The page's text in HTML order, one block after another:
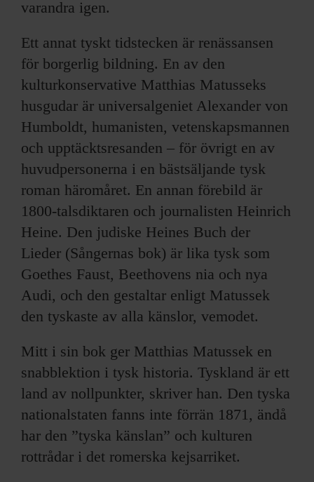
varandra igen.
Ett annat tyskt tidstecken är renässansen
för borgerlig bildning. En av den
kulturkonservative Matthias Matusseks
husgudar är universalgeniet Alexander von
Humboldt, humanisten, vetenskapsmannen
och upptäcktsresanden – för övrigt en av
huvudpersonerna i en bästsäljande tysk
roman häromåret. En annan förebild är
1800-talsdiktaren och journalisten Heinrich
Heine. Den judiske Heines Buch der
Lieder (Sångernas bok) är lika tysk som
Goethes Faust, Beethovens nia och nya
Audi, och den gestaltar enligt Matussek
den tyskaste av alla känslor, vemodet.
Mitt i sin bok ger Matthias Matussek en
snabblektion i tysk historia. Tyskland är ett
land av nollpunkter, skriver han. Den tyska
nationalstaten fanns inte förrän 1871, ändå
har den ”tyska känslan” och kulturen
rottrådar i det romerska kejsarriket.